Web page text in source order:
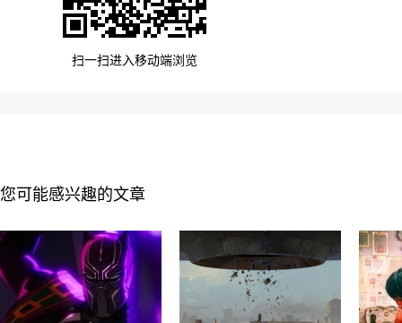
扫一扫进入移动端浏览
您可能感兴趣的文章